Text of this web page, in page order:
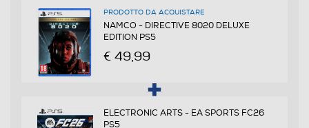
INGLESE
Sottotitoli dell'articolo
ITALIANO
da 18 anni in su
PRODOTTO DA ACQUISTARE
NAMCO - DIRECTIVE 8020 DELUXE
EDITION PS5
€ 49,99
ELECTRONIC ARTS - EA SPORTS FC26
PS5